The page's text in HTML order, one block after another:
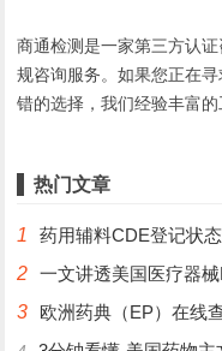
商通检测是一家第三方认
规咨询服务。如果您正在
错的选择，我们经验丰富的
热门文章
1
药用辅料CDE登记状
2
一文讲透美国医疗器
3
欧洲药典（EP）在线查